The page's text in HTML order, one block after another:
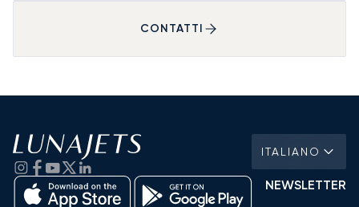
CONTATTI
ITALIANO
NEWSLETTER